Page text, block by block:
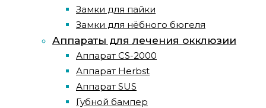
Замки для пайки
Замки для нёбного бюгеля
Аппараты для лечения окклюзии
Аппарат CS-2000
Аппарат Herbst
Аппарат SUS
Губной бампер